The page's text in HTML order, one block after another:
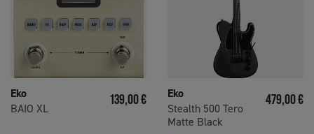
Eko
BAIO XL
Prix
139,00 €
Eko
Stealth 500 Tero
Matte Black
Prix
479,00 €